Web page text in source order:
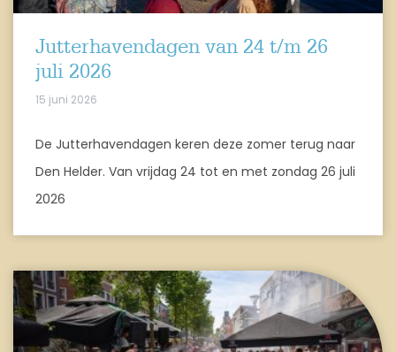
Jutterhavendagen van 24 t/m 26
juli 2026
15 juni 2026
De Jutterhavendagen keren deze zomer terug naar
Den Helder. Van vrijdag 24 tot en met zondag 26 juli
2026